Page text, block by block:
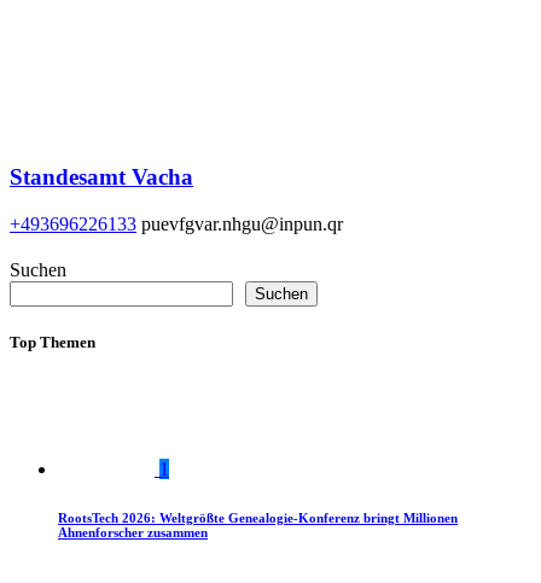
Standesamt Vacha
+493696226133 puevfgvar.nhgu@inpun.qr
Suchen
Suchen
Top Themen
1
RootsTech 2026: Weltgrößte Genealogie-Konferenz bringt Millionen
Ahnenforscher zusammen